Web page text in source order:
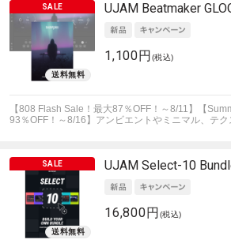
UJAM Beatmaker
1,100円 (税込)
【808 Flash Sale！最大87％OFF！～8/11】【
93％OFF！～8/16】アンビエントやミニマル、テ
UJAM Select-10
16,800円 (税込)